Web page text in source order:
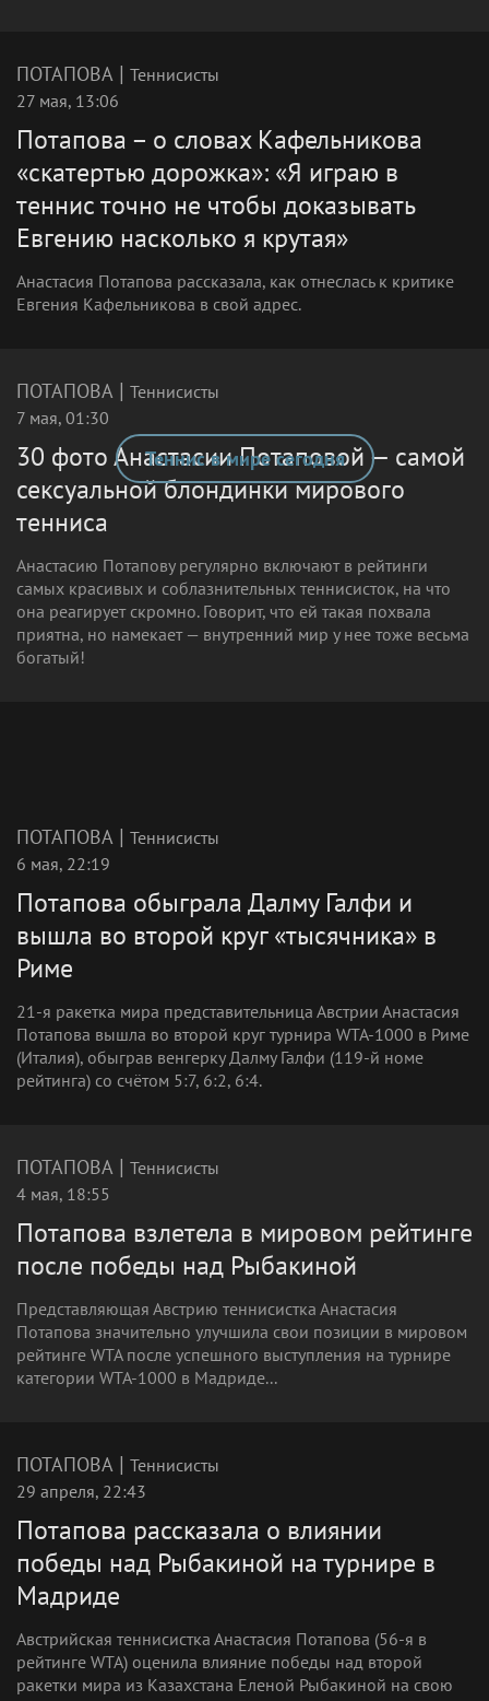
ПОТАПОВА | Теннисисты
27 мая, 13:06
Потапова – о словах Кафельникова
«скатертью дорожка»: «Я играю в
теннис точно не чтобы доказывать
Евгению насколько я крутая»
Анастасия Потапова рассказала, как отнеслась к критике
Евгения Кафельникова в свой адрес.
ПОТАПОВА | Теннисисты
7 мая, 01:30
30 фото Анастасии Потаповой — самой
сексуальной блондинки мирового
тенниса
Анастасию Потапову регулярно включают в рейтинги
самых красивых и соблазнительных теннисисток, на что
она реагирует скромно. Говорит, что ей такая похвала
приятна, но намекает — внутренний мир у нее тоже весьма
богатый!
ПОТАПОВА | Теннисисты
6 мая, 22:19
Потапова обыграла Далму Галфи и
вышла во второй круг «тысячника» в
Риме
21-я ракетка мира представительница Австрии Анастасия
Потапова вышла во второй круг турнира WTA-1000 в Риме
(Италия), обыграв венгерку Далму Галфи (119-й номе
рейтинга) со счётом 5:7, 6:2, 6:4.
ПОТАПОВА | Теннисисты
4 мая, 18:55
Потапова взлетела в мировом рейтинге
после победы над Рыбакиной
Представляющая Австрию теннисистка Анастасия
Потапова значительно улучшила свои позиции в мировом
рейтинге WTA после успешного выступления на турнире
категории WTA-1000 в Мадриде...
ПОТАПОВА | Теннисисты
29 апреля, 22:43
Потапова рассказала о влиянии
победы над Рыбакиной на турнире в
Мадриде
Австрийская теннисистка Анастасия Потапова (56-я в
рейтинге WTA) оценила влияние победы над второй
ракетки мира из Казахстана Еленой Рыбакиной на свою
Теннис в мире сегодня